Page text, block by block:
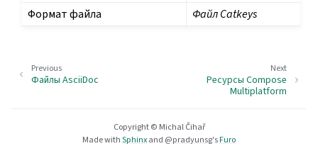
Формат файла
Файл Catkeys
Next
Ресурсы Compose
Multiplatform
Previous
Файлы AsciiDoc
Copyright © Michal Čihař
Made withSphinxand @pradyunsg'sFuro